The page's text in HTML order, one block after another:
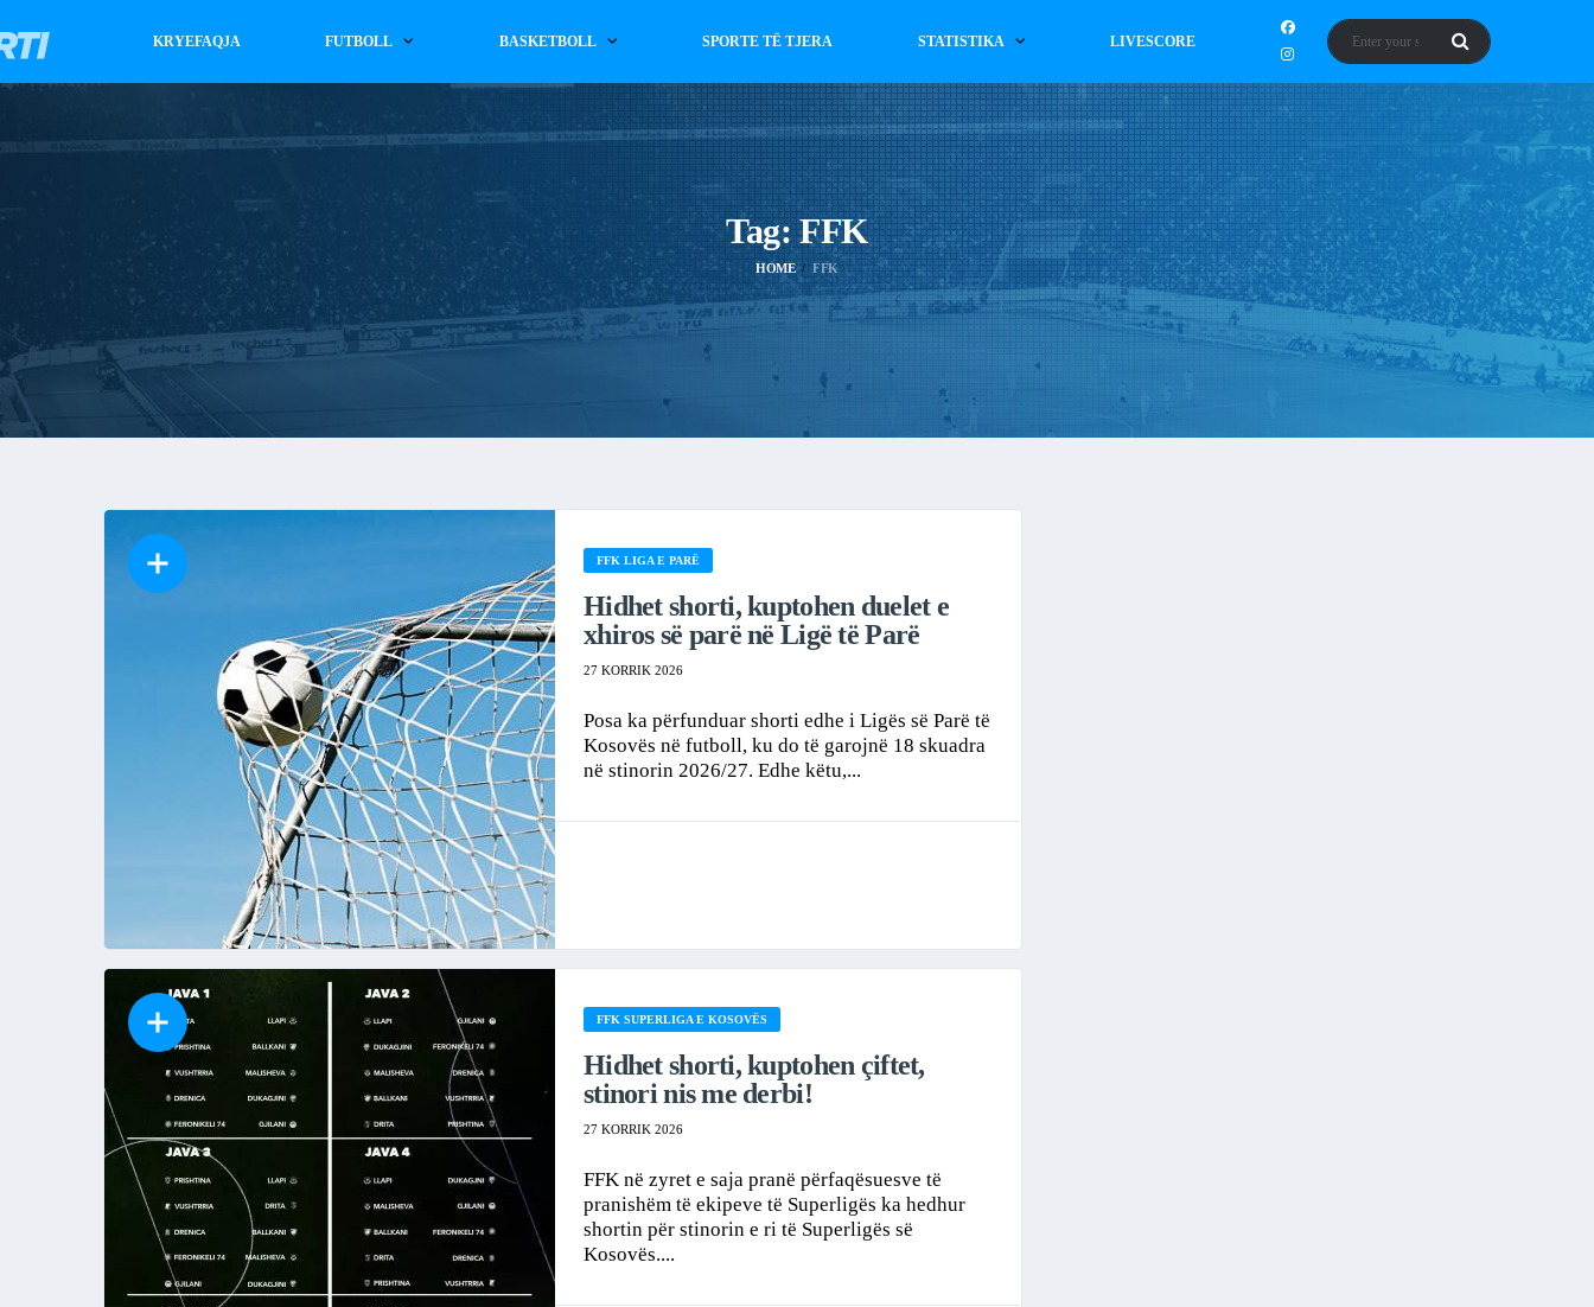
KRYEFAQJA FUTBOLL BASKETBOLL SPORTE TË TJERA STATISTIKA LIVESCORE
Tag:FFK
HOME FFK
FFK LIGA E PARË
Hidhet shorti, kuptohen duelet e
xhiros së parë në Ligë të Parë
27 KORRIK 2026
Posa ka përfunduar shorti edhe i Ligës së Parë të
Kosovës në futboll, ku do të garojnë 18 skuadra
në stinorin 2026/27. Edhe këtu,...
FFK SUPERLIGA E KOSOVËS
Hidhet shorti, kuptohen çiftet,
stinori nis me derbi!
27 KORRIK 2026
FFK në zyret e saja pranë përfaqësuesve të
pranishëm të ekipeve të Superligës ka hedhur
shortin për stinorin e ri të Superligës së
Kosovës....